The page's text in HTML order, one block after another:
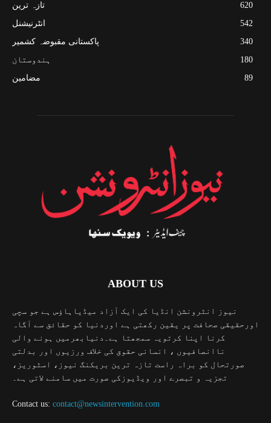
تازہ ترین
620
انٹرنیشنل
542
پاکستانی مقبوضہ کشمیر
340
ہندوستان
180
مضامین
89
ABOUT US
نیوز انٹرونشن انڈیا کی ایک آزاد میڈیاہاؤس ہے جو سچی
اورحقیقی صحافت پر یقین رکھتی ہے اوردنیا کو حقائق سے آگاہ
کرنا اپنا کرتویہ سمجھتا ہے۔دنیابھرمیں ہونے والی
ناانصافیوں ، انسانی حقوق کی خلاف ورزیوں اور بدلتی
صورتحال کو براہ راست تازہ ترین بریکنگ نیوز، اسٹوریز،
تجزیہ و تبصرے اور ویڈیوزکی صورت میں سامنے لاتی ہے۔
Contact us: contact@newsintervention.com